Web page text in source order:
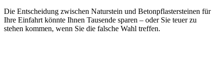
Die Entscheidung zwischen Naturstein und Betonpflastersteinen für
Ihre Einfahrt könnte Ihnen Tausende sparen – oder Sie teuer zu
stehen kommen, wenn Sie die falsche Wahl treffen.